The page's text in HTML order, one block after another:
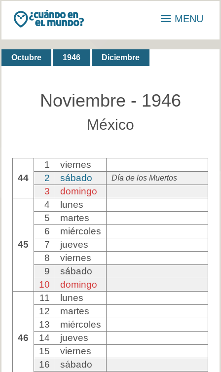
MENU
Octubre 1946 Diciembre
Noviembre - 1946
México
44
1
viernes
2
sábado Día de los Muertos
3 domingo
45
4
lunes
5
martes
6
miércoles
7
jueves
8
viernes
9
sábado
10
domingo
46
11
lunes
12
martes
13
miércoles
14
jueves
15
viernes
16
sábado